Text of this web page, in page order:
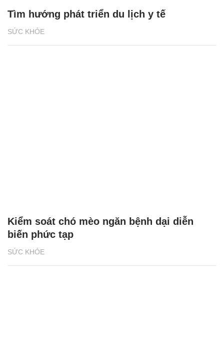
SỨC KHỎE
Tìm hướng phát triển du lịch y tế
SỨC KHỎE
Kiểm soát chó mèo ngăn bệnh dại diễn
biến phức tạp